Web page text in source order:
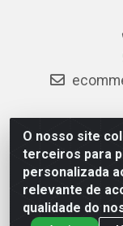
O nosso site
terceiros para
personalizada
relevante de
qualidade do
MR
Distrito